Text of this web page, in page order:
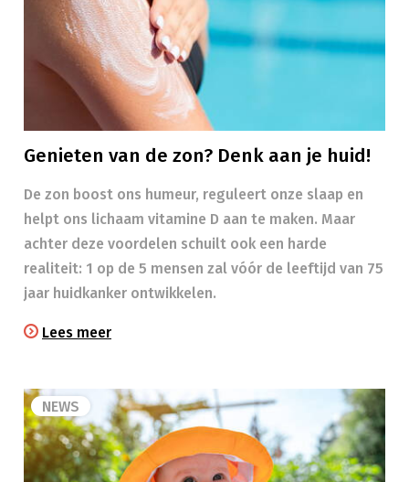
Genieten van de zon? Denk aan je huid!
​​De zon boost ons humeur, reguleert onze slaap en
helpt ons lichaam vitamine D aan te maken. Maar
achter deze voordelen schuilt ook een harde
realiteit: 1 op de 5 mensen zal vóór de leeftijd van 75
jaar huidkanker ontwikkelen.
Lees meer
NEWS